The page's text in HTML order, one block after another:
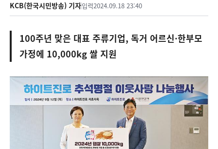
KCB(한국시민방송) 기자입력2024.09.18 23:40
100주년 맞은 대표 주류기업, 독거 어르신·한부모
가정에 10,000kg 쌀 지원